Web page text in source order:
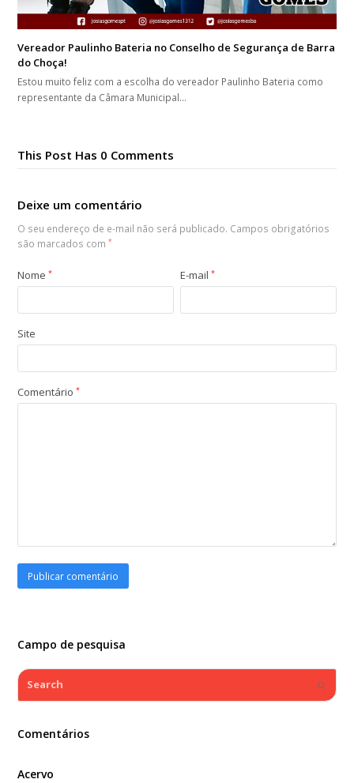
Vereador Paulinho Bateria no Conselho de Segurança de Barra
do Choça!
Estou muito feliz com a escolha do vereador Paulinho Bateria como
representante da Câmara Municipal…
This Post Has 0 Comments
Deixe um comentário
O seu endereço de e-mail não será publicado. Campos obrigatórios
são marcados com*
Nome* E-mail*
Site
Comentário*
Campo de pesquisa
Search
Comentários
Acervo